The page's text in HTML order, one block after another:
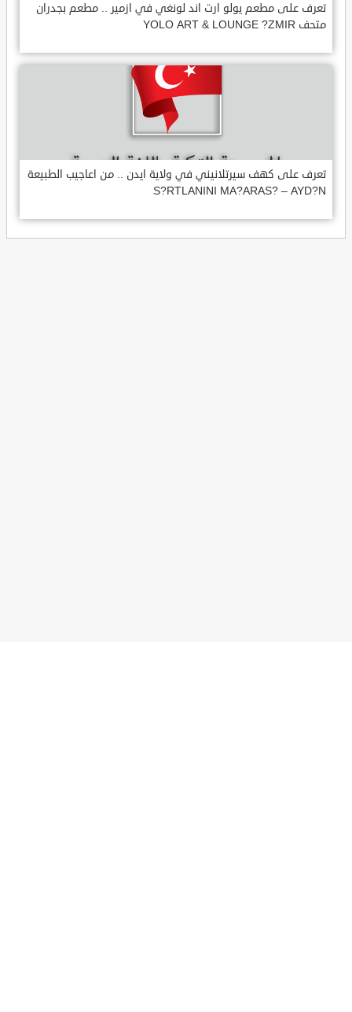
تعرف على مطعم يولو ارت اند لونغي في ازمير .. مطعم بجدران
متحف YOLO ART & LOUNGE ?ZMIR
تعرف على كهف سيرتلانيني في ولاية ايدن .. من اعاجيب الطبيعة
S?RTLANINI MA?ARAS? – AYD?N